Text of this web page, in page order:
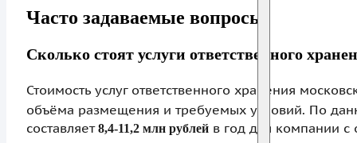
Часто задаваемые вопросы
Сколько стоят услуги ответственного
Стоимость услуг ответственного хранения
объёма размещения и требуемых условий. По
составляет8,4-11,2 млн рублейв год для компании с